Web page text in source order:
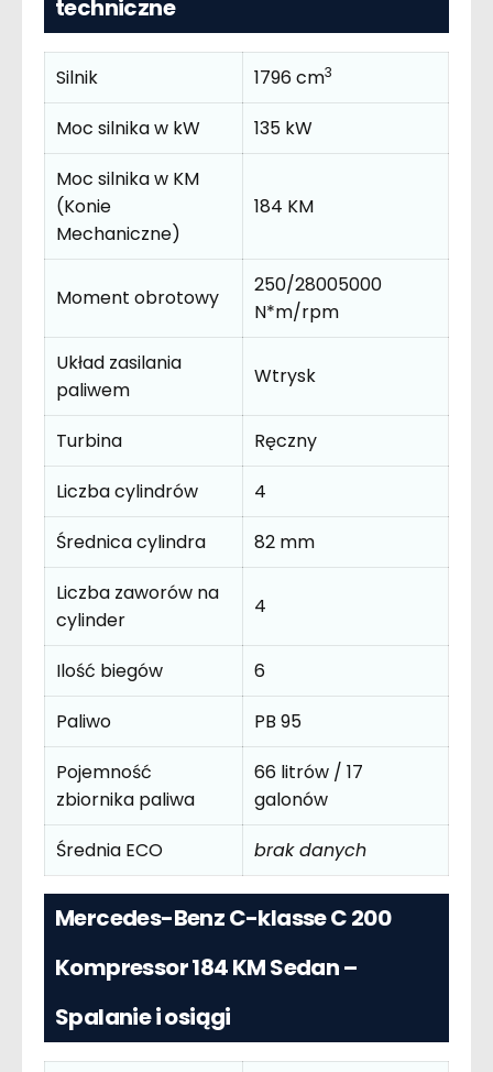
techniczne
Silnik 1796 cm3
Moc silnika w kW
135 kW
Moc silnika w KM
(Konie
Mechaniczne)
184 KM
Moment obrotowy
250/28005000
N*m/rpm
Układ zasilania
paliwem
Wtrysk
Turbina
Ręczny
Liczba cylindrów
4
Średnica cylindra
82 mm
Liczba zaworów na
cylinder
4
Ilość biegów
6
Paliwo
PB 95
Pojemność
zbiornika paliwa
66 litrów / 17
galonów
Średnia ECO
brak danych
Mercedes-Benz C-klasse C 200
Kompressor 184 KM Sedan –
Spalanie i osiągi